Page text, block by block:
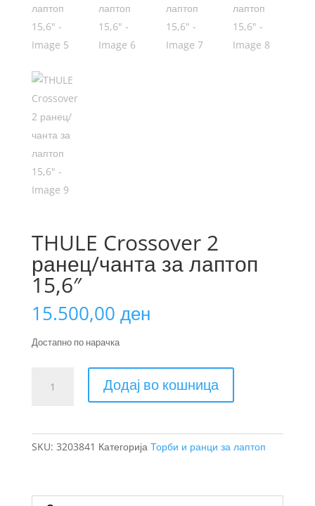
THULE Crossover 2
ранец/чанта за лаптоп
15,6″
15.500,00 ден
Достапно по нарачка
Crossover
Додај во кошница
SKU: 3203841 Категорија Торби и ранци за лаптоп